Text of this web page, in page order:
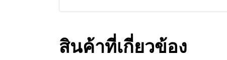
สินค้าที่เกี่ยวข้อง